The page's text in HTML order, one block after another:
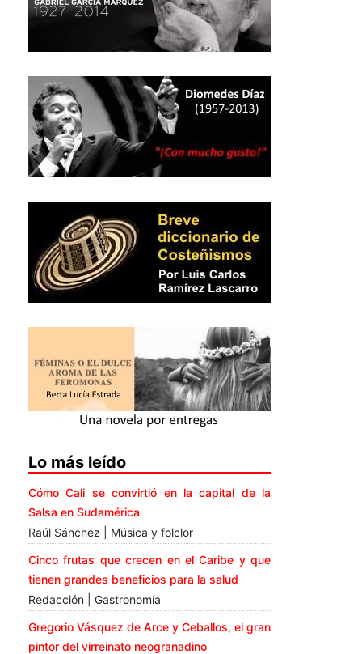
Lo más leído
Cómo Cali se convirtió en la capital de la
Salsa en Sudamérica
Raúl Sánchez | Música y folclor
Cinco frutas que crecen en el Caribe y que
tienen grandes beneficios para la salud
Redacción | Gastronomía
Gregorio Vásquez de Arce y Ceballos, el gran
pintor del virreinato neogranadino